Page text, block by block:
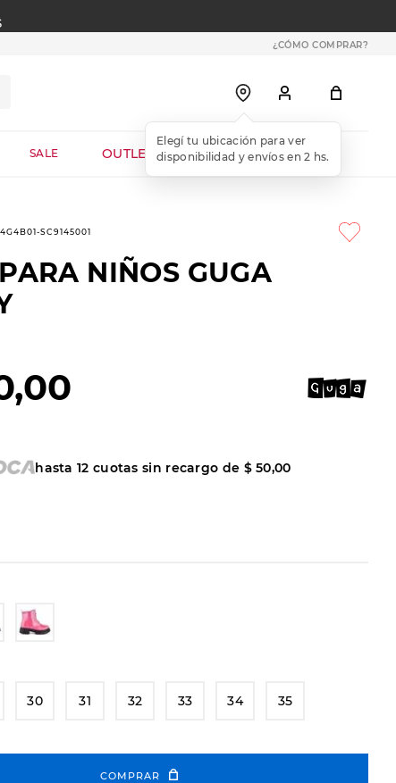
¿CÓMO COMPRAR?
SALE OUTLET WEB
SC9145001
NIÑOS GUGA
,00
hasta12 cuotas sin recargo de $ 50,00
30 31 32 33 34 35
COMPRAR